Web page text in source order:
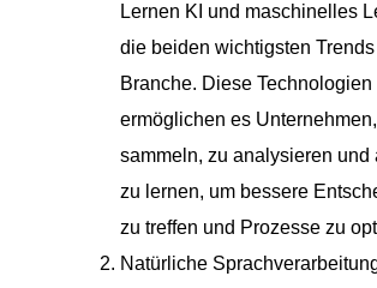
Lernen KI und maschinelles
die beiden wichtigsten
Branche. Diese Technologien
ermöglichen es
sammeln, zu analysieren und
zu lernen, um bessere
zu treffen und Prozesse zu
Natürliche